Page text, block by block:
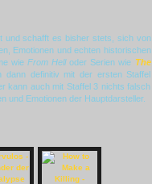
und schafft es bisher stets, sich von
Emotionen und echten historischen
wie From Helloder Serien wie The
definitiv mit der ersten Staffel
kann auch mit Staffel 3 nichts falsch
und Emotionen der Hauptdarsteller.